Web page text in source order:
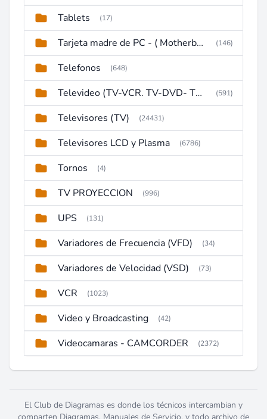
Tablets (17)
Tarjeta madre de PC - ( Motherboard ) (146)
Telefonos (648)
Televideo (TV-VCR. TV-DVD- TV-DVD-VCR) (591)
Televisores (TV) (24431)
Televisores LCD y Plasma (6786)
Tornos (4)
TV PROYECCION (996)
UPS (131)
Variadores de Frecuencia (VFD) (34)
Variadores de Velocidad (VSD) (73)
VCR (1023)
Video y Broadcasting (42)
Videocamaras - CAMCORDER (2372)
El Club de Diagramas es donde los técnicos intercambian y